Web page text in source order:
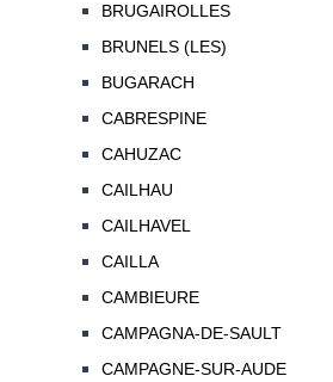
BRUGAIROLLES
BRUNELS (LES)
BUGARACH
CABRESPINE
CAHUZAC
CAILHAU
CAILHAVEL
CAILLA
CAMBIEURE
CAMPAGNA-DE-SAULT
CAMPAGNE-SUR-AUDE